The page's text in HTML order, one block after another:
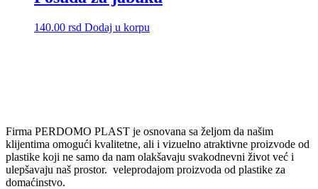
140.00 rsd Dodaj u korpu
Firma PERDOMO PLAST je osnovana sa željom da našim
klijentima omogući kvalitetne, ali i vizuelno atraktivne proizvode od
plastike koji ne samo da nam olakšavaju svakodnevni život već i
ulepšavaju naš prostor. veleprodajom proizvoda od plastike za
domaćinstvo.